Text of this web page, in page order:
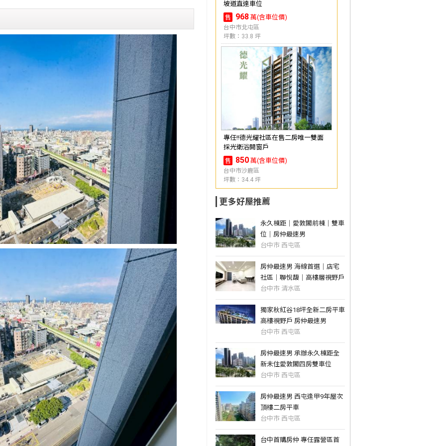
坡道直達車位
售 968 萬(含車位價)
台中市北屯區
坪數：33.8 坪
專任!!德光耀社區在售二房唯一雙面
採光衛浴開窗戶
售 850 萬(含車位價)
台中市沙鹿區
坪數：34.4 坪
更多好屋推薦
永久棟距｜愛敦閣前棟｜雙車
位｜房仲最速男
台中市 西屯區
房仲最速男 海線首選｜店宅
社區｜聯悅馥｜高樓層視野戶
台中市 清水區
獨家秋紅谷18坪全新二房平車
高樓視野戶 房仲最速男
台中市 西屯區
房仲最速男 承辦永久棟距全
新未住愛敦閣四房雙車位
台中市 西屯區
房仲最速男 西屯逢甲9年屋次
頂樓二房平車
台中市 西屯區
台中首購房仲 專任露營區首